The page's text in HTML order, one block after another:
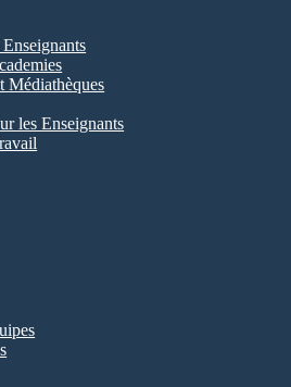
Médiathèques
les Enseignants